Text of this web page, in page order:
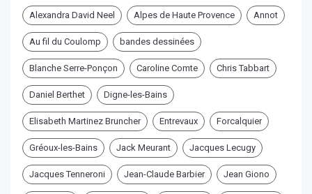
Alexandra David Neel Alpes de Haute Provence Annot
Au fil du Coulomp bandes dessinées
Blanche Serre-Ponçon Caroline Comte Chris Tabbart
Daniel Berthet Digne-les-Bains
Elisabeth Martinez Bruncher Entrevaux Forcalquier
Gréoux-les-Bains Jack Meurant Jacques Lecugy
Jacques Tenneroni Jean-Claude Barbier Jean Giono